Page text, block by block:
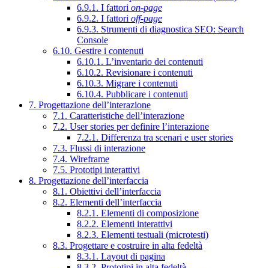
6.9.1. I fattori on-page
6.9.2. I fattori off-page
6.9.3. Strumenti di diagnostica SEO: Search
Console
6.10. Gestire i contenuti
6.10.1. L’inventario dei contenuti
6.10.2. Revisionare i contenuti
6.10.3. Migrare i contenuti
6.10.4. Pubblicare i contenuti
7. Progettazione dell’interazione
7.1. Caratteristiche dell’interazione
7.2. User stories per definire l’interazione
7.2.1. Differenza tra scenari e user stories
7.3. Flussi di interazione
7.4. Wireframe
7.5. Prototipi interattivi
8. Progettazione dell’interfaccia
8.1. Obiettivi dell’interfaccia
8.2. Elementi dell’interfaccia
8.2.1. Elementi di composizione
8.2.2. Elementi interattivi
8.2.3. Elementi testuali (microtesti)
8.3. Progettare e costruire in alta fedeltà
8.3.1. Layout di pagina